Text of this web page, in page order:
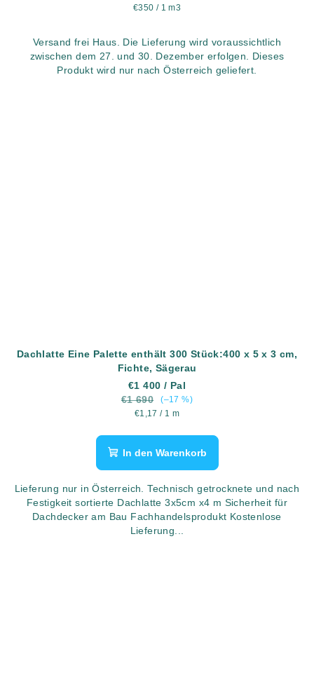
Verkaufspreis:
€350 / 1 m3
Versand frei Haus. Die Lieferung wird voraussichtlich
zwischen dem 27. und 30. Dezember erfolgen. Dieses
Produkt wird nur nach Österreich geliefert.
Dachlatte Eine Palette enthält 300 Stück:400 x 5 x 3 cm,
Fichte, Sägerau
€1 400 / Pal
€1 690
(–17 %)
Verkaufspreis:
€1,17 / 1 m
In den Warenkorb
Lieferung nur in Österreich. Technisch getrocknete und nach
Festigkeit sortierte Dachlatte 3x5cm x4 m Sicherheit für
Dachdecker am Bau Fachhandelsprodukt Kostenlose
Lieferung...